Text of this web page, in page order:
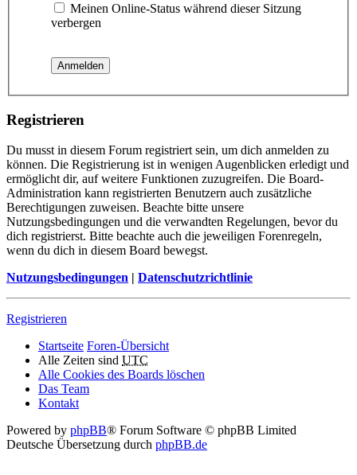
Meinen Online-Status während dieser Sitzung
verbergen
Registrieren
Du musst in diesem Forum registriert sein, um dich anmelden zu
können. Die Registrierung ist in wenigen Augenblicken erledigt und
ermöglicht dir, auf weitere Funktionen zuzugreifen. Die Board-
Administration kann registrierten Benutzern auch zusätzliche
Berechtigungen zuweisen. Beachte bitte unsere
Nutzungsbedingungen und die verwandten Regelungen, bevor du
dich registrierst. Bitte beachte auch die jeweiligen Forenregeln,
wenn du dich in diesem Board bewegst.
Nutzungsbedingungen | Datenschutzrichtlinie
Registrieren
Startseite Foren-Übersicht
Alle Zeiten sind UTC
Alle Cookies des Boards löschen
Das Team
Kontakt
Powered by phpBB® Forum Software © phpBB Limited
Deutsche Übersetzung durch phpBB.de